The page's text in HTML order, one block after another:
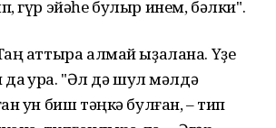
гүр эйəһе булыр инем, бəлки".
аттыра алмай ыҙалана. Үҙе
ҡурҡа. "Əл дə шул мəлдə
ун биш тəңкə булған, – тип